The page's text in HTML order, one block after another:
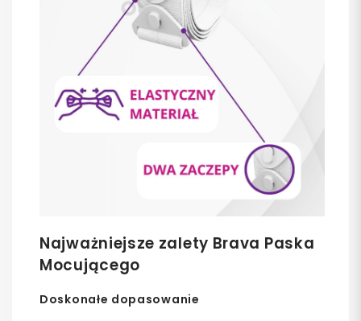
Najważniejsze zalety Brava Paska
Mocującego
Doskonałe dopasowanie